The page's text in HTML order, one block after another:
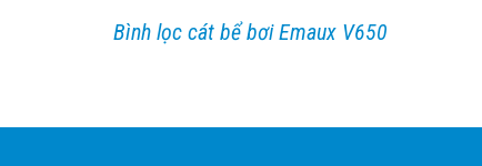
Bình lọc cát bể bơi Emaux V650